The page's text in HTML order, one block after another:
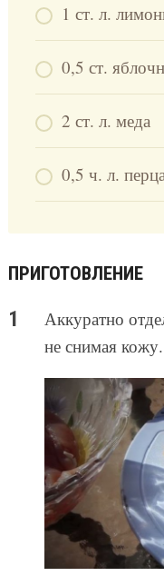
1 ст. л.
0,5 ст.
2 ст. л. меда
0,5 ч. л.
ПРИГОТОВЛЕНИЕ
Аккуратно
не снимая